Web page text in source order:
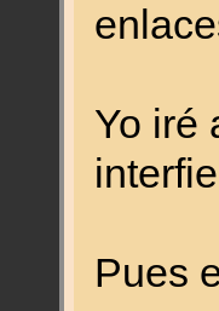
Yo iré
Pues